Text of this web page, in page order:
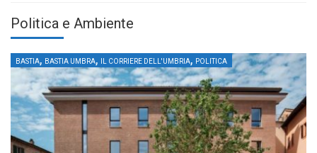
Politica e Ambiente
BASTIA, BASTIA UMBRA, IL CORRIERE DELL'UMBRIA, POLITICA